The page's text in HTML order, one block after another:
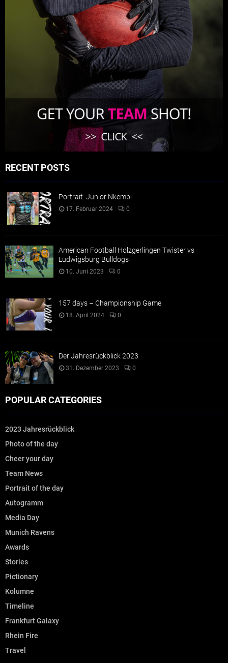
RECENT POSTS
Portrait: Junior Nkembi
17. Februar 2024 0
American Football Holzgerlingen Twister vs
Ludwigsburg Bulldogs
10. Juni 2023 0
157 days – Championship Game
18. April 2024 0
Der Jahresrückblick 2023
31. Dezember 2023 0
POPULAR CATEGORIES
2023 Jahresrückblick
Photo of the day
Cheer your day
Team News
Portrait of the day
Autogramm
Media Day
Munich Ravens
Awards
Stories
Pictionary
Kolumne
Timeline
Frankfurt Galaxy
Rhein Fire
Travel